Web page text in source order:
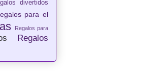
divertidos
para el
Regalos para
Regalos